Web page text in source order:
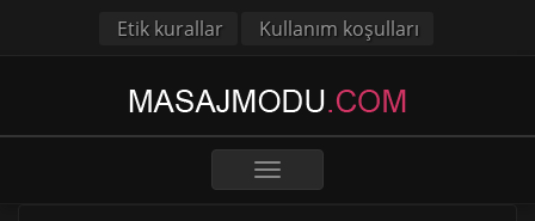
Etik kurallar Kullanım koşulları
Toggle